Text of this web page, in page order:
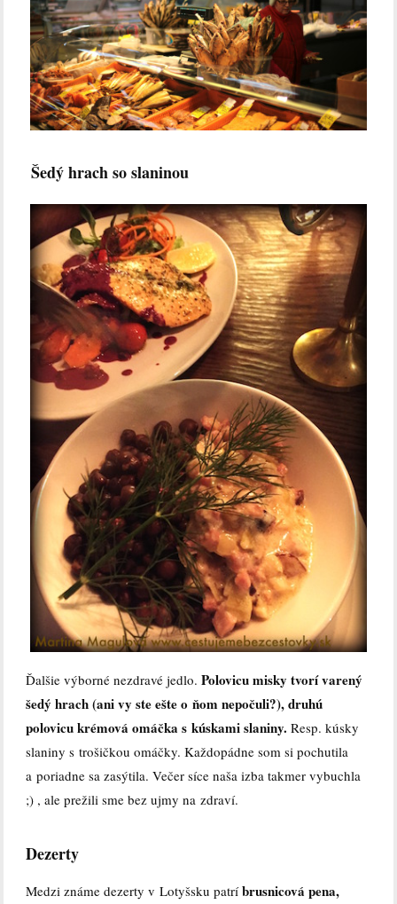
Šedý hrach so slaninou
Ďalšie výborné nezdravé jedlo.Polovicu misky tvorí varený
šedý hrach (ani vy ste ešte o ňom nepočuli?), druhú
polovicu krémová omáčka s kúskami slaniny. Resp. kúsky
slaniny s trošičkou omáčky. Každopádne som si pochutila
a poriadne sa zasýtila. Večer síce naša izba takmer vybuchla
;) , ale prežili sme bez ujmy na zdraví.
Dezerty
Medzi známe dezerty v Lotyšsku patríbrusnicová pena,